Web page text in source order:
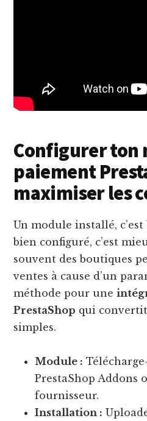
Configurer ton
paiement
maximiser les
Un module installé,
bien configuré, c’est
souvent des boutiques
ventes à cause d’un
méthode pour une
PrestaShop qui
simples.
Module :
PrestaShop Addons
fournisseur.
Installation :